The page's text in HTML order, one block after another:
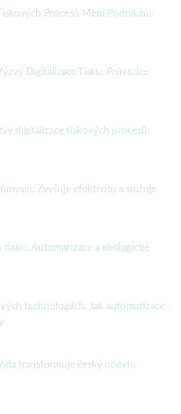
Procesů Mění Podnikání:
Digitalizace Tisku: Průvodce
digitalizace tiskových procesů:
Zvyšuje efektivitu a snižuje
Automatizace a ekologické
technologiích: Jak automatizace
transformuje český oděvní